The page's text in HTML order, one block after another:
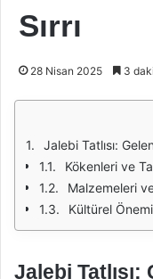
Sırrı
28 Nisan 2025 3
Jalebi Tatlısı:
Kökenleri ve
Malzemeleri
Kültürel Önemi
Jalebi